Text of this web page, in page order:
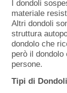
I dondoli
materiale
Altri dondoli
struttura
dondolo che
però il
persone.
Tipi di